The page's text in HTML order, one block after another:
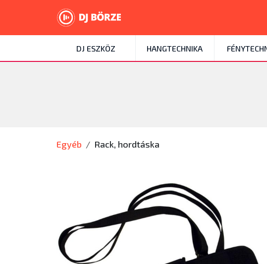
DJ ESZKÖZ HANGTECHNIKA
Egyéb Rack, hordtáska